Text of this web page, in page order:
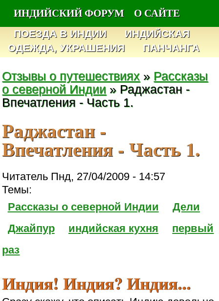
ИНДИЙСКИЙ ФОРУМ
О САЙТЕ
ПОЕЗДА В ИНДИИ
ИНДИЙСКАЯ
ОДЕЖДА, УКРАШЕНИЯ
ПАНЧАНГА
Отзывы о путешествиях » Рассказы
о северной Индии » Раджастан -
Впечатления - Часть 1.
Раджастан -
Впечатления - Часть 1.
Читатель Пнд, 27/04/2009 - 14:57
Темы:
Рассказы о северной Индии
Дели
Джайпур
индийская кухня
первый
раз
Индия! Индия? Индия...